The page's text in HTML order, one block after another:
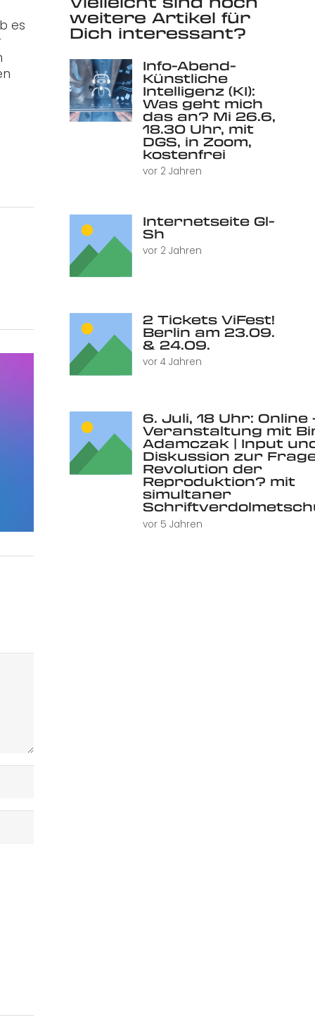
es
weitere Artikel für
Dich interessant?
Info-Abend-
Künstliche
Intelligenz (KI):
Was geht mich
das an? Mi 26.6,
18.30 Uhr, mit
DGS, in Zoom,
kostenfrei
vor 2 Jahren
Internetseite Gl-
Sh
vor 2 Jahren
2 Tickets ViFest!
Berlin am 23.09.
& 24.09.
vor 4 Jahren
6. Juli, 18 Uhr: Online
Veranstaltung mit
Adamczak | Input
Diskussion zur
Revolution der
Reproduktion? mit
simultaner
vor 5 Jahren